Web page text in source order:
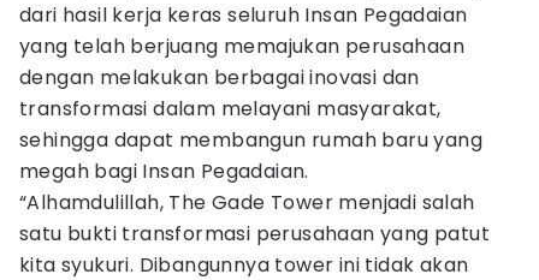
dari hasil kerja keras seluruh Insan Pegadaian
yang telah berjuang memajukan perusahaan
dengan melakukan berbagai inovasi dan
transformasi dalam melayani masyarakat,
sehingga dapat membangun rumah baru yang
megah bagi Insan Pegadaian.
“Alhamdulillah, The Gade Tower menjadi salah
satu bukti transformasi perusahaan yang patut
kita syukuri. Dibangunnya tower ini tidak akan